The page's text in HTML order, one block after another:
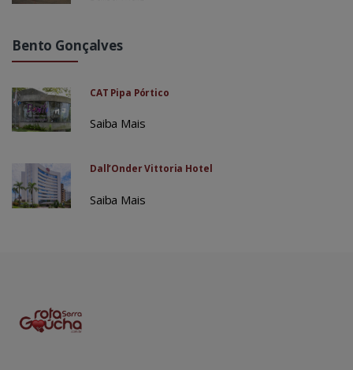
Bento Gonçalves
CAT Pipa Pórtico
Saiba Mais
Dall’Onder Vittoria Hotel
Saiba Mais